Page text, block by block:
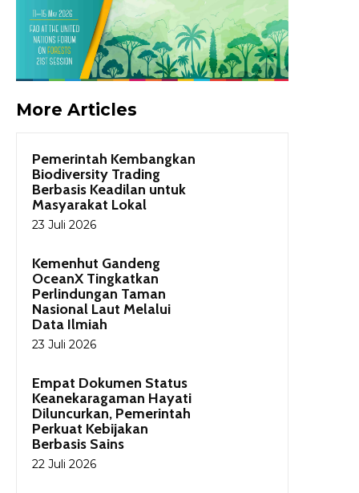
More Articles
Pemerintah Kembangkan
Biodiversity Trading
Berbasis Keadilan untuk
Masyarakat Lokal
23 Juli 2026
Kemenhut Gandeng
OceanX Tingkatkan
Perlindungan Taman
Nasional Laut Melalui
Data Ilmiah
23 Juli 2026
Empat Dokumen Status
Keanekaragaman Hayati
Diluncurkan, Pemerintah
Perkuat Kebijakan
Berbasis Sains
22 Juli 2026